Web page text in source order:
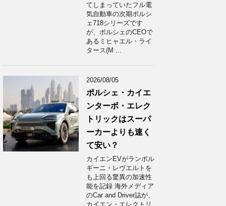
てしまっていたフル電
気自動車の次期ポルシ
ェ718シリーズです
が、ポルシェのCEOで
あるミヒャエル・ライ
タース(M ...
2026/08/05
ポルシェ・カイエ
ンターボ・エレク
トリックはスーパ
ーカーよりも速く
て安い？
カイエンEVがランボル
ギーニ・レヴエルトを
も上回る驚異の加速性
能を記録 海外メディア
のCar and Driver誌が、
カイエン・エレクトリ